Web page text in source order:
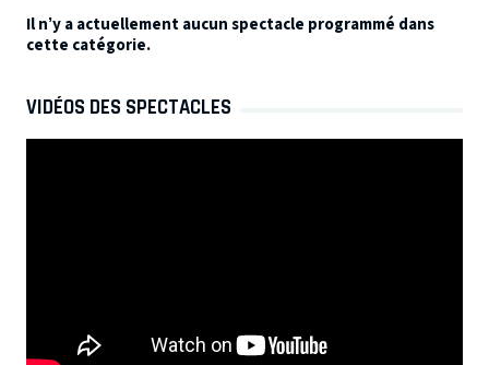
Il n’y a actuellement aucun spectacle programmé dans
cette catégorie.
VIDÉOS DES SPECTACLES